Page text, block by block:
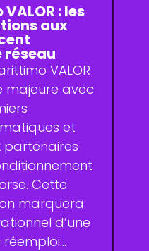
: les
aux
VALOR
majeure avec
et
partenaires
Cette
marquera
d’une